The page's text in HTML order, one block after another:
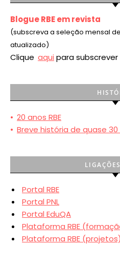
Blogue RBE em revista
(subscreva a seleção mensal
atualizado)
Clique aqui para subscrever
• 20 anos RBE
• Breve história de quase 30
Portal RBE
Portal PNL
Portal EduQA
Plataforma RBE
Plataforma RBE (projetos)